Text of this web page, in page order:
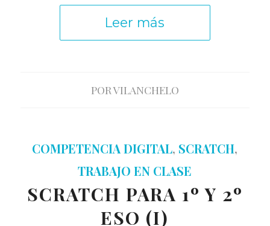
Leer más
PORVILANCHELO
COMPETENCIA DIGITAL, SCRATCH,
TRABAJO EN CLASE
SCRATCH PARA 1º Y 2º
ESO (I)